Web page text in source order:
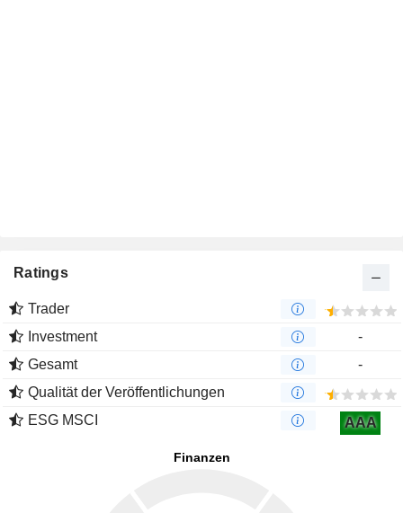
Ratings
Trader
Investment
-
Gesamt
-
Qualität der Veröffentlichungen
ESG MSCI
AAA